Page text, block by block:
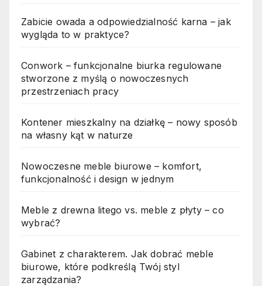
Zabicie owada a odpowiedzialność karna – jak
wygląda to w praktyce?
Conwork – funkcjonalne biurka regulowane
stworzone z myślą o nowoczesnych
przestrzeniach pracy
Kontener mieszkalny na działkę – nowy sposób
na własny kąt w naturze
Nowoczesne meble biurowe – komfort,
funkcjonalność i design w jednym
Meble z drewna litego vs. meble z płyty – co
wybrać?
Gabinet z charakterem. Jak dobrać meble
biurowe, które podkreślą Twój styl
zarządzania?